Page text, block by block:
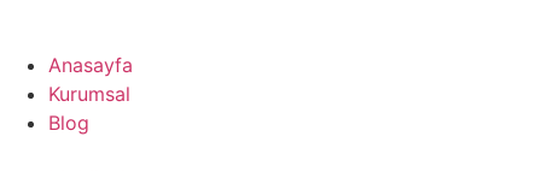
Anasayfa
Kurumsal
Blog